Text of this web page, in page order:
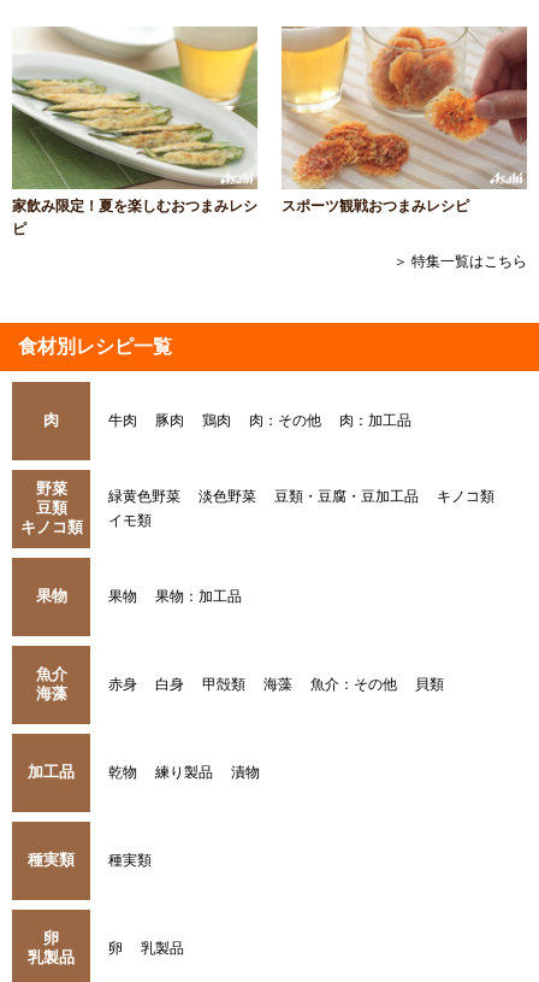
家飲み限定！夏を楽しむおつまみレシ
ピ
スポーツ観戦おつまみレシピ
＞ 特集一覧はこちら
食材別レシピ一覧
肉 牛肉 豚肉 鶏肉 肉：その他 肉：加工品
野菜
豆類
キノコ類
緑黄色野菜 淡色野菜 豆類・豆腐・豆加工品
キノコ類
イモ類
果物 果物 果物：加工品
魚介
海藻
赤身 白身 甲殻類 海藻 魚介：その他 貝類
加工品 乾物 練り製品 漬物
種実類 種実類
卵
乳製品
卵 乳製品